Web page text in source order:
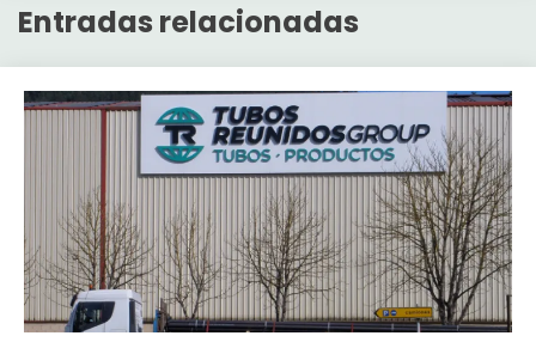
Entradas relacionadas